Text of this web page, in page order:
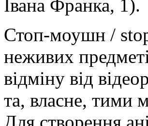
Івана Франка, 1).
Стоп-моушн /
неживих
відміну від
та, власне, тими
Для створення